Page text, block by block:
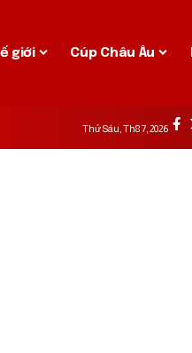
giới Cúp Châu Âu
Thứ Sáu, Th8 7, 2026